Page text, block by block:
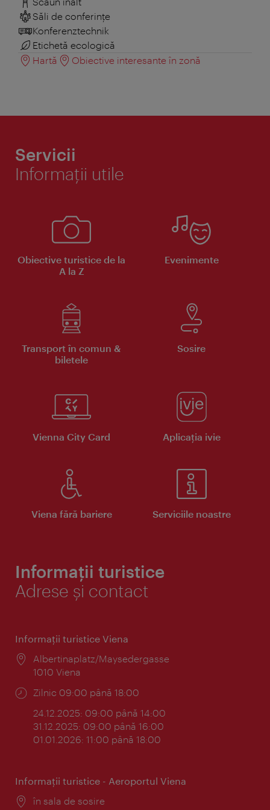
Săli de conferințe
Konferenztechnik
Etichetă ecologică
Hartă
Obiective interesante în zonă
Servicii
Informaţii utile
Obiective turistice de la
A la Z
Evenimente
Transport în comun &
biletele
Sosire
Vienna City Card Aplicaţia ivie
Viena fără bariere Serviciile noastre
Informații turistice
Adrese și contact
Informaţii turistice Viena
Locul:
Albertinaplatz/Maysedergasse
1010 Viena
Program:
Zilnic 09:00 până 18:00
24.12.2025: 09:00 până 14:00
31.12.2025: 09:00 până 16:00
01.01.2026: 11:00 până 18:00
Informaţii turistice - Aeroportul Viena
Locul:
în sala de sosire